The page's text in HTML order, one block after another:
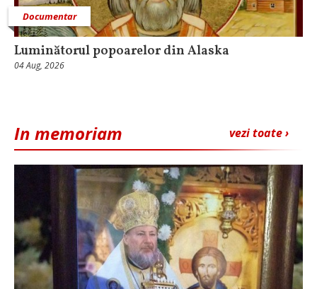
Documentar
Luminătorul popoarelor din Alaska
04 Aug, 2026
vezi toate ›
In memoriam